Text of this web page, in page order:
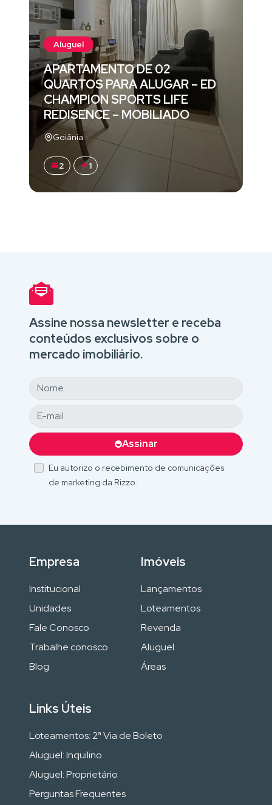
Aluguel
APARTAMENTO DE 02
QUARTOS PARA ALUGAR – ED
CHAMPION SPORTS LIFE
REDISENCE – MOBILIADO
Goiânia
2 1
Assine nossa newsletter e receba
conteúdos exclusivos sobre o
mercado imobiliário.
Assinar
Eu autorizo o recebimento de comunicações
de marketing da Rizzo.
Empresa
Institucional
Unidades
Fale Conosco
Trabalhe conosco
Blog
Imóveis
Lançamentos
Loteamentos
Revenda
Aluguel
Áreas
Links Úteis
Loteamentos: 2ª Via de Boleto
Aluguel: Inquilino
Aluguel: Proprietário
Perguntas Frequentes